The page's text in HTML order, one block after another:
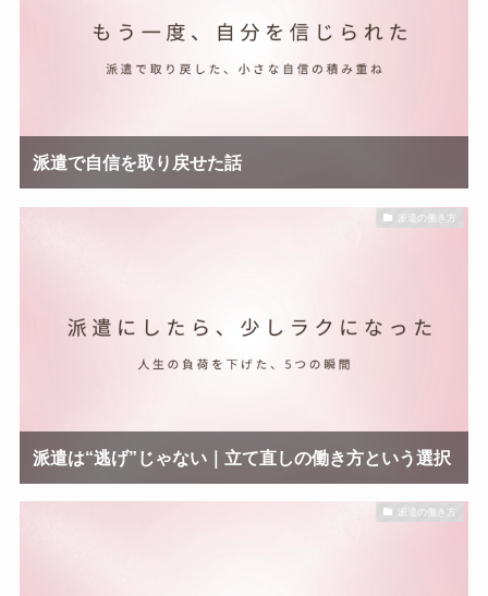
派遣で自信を取り戻せた話
派遣の働き方
派遣は“逃げ”じゃない｜立て直しの働き方という選択
派遣の働き方